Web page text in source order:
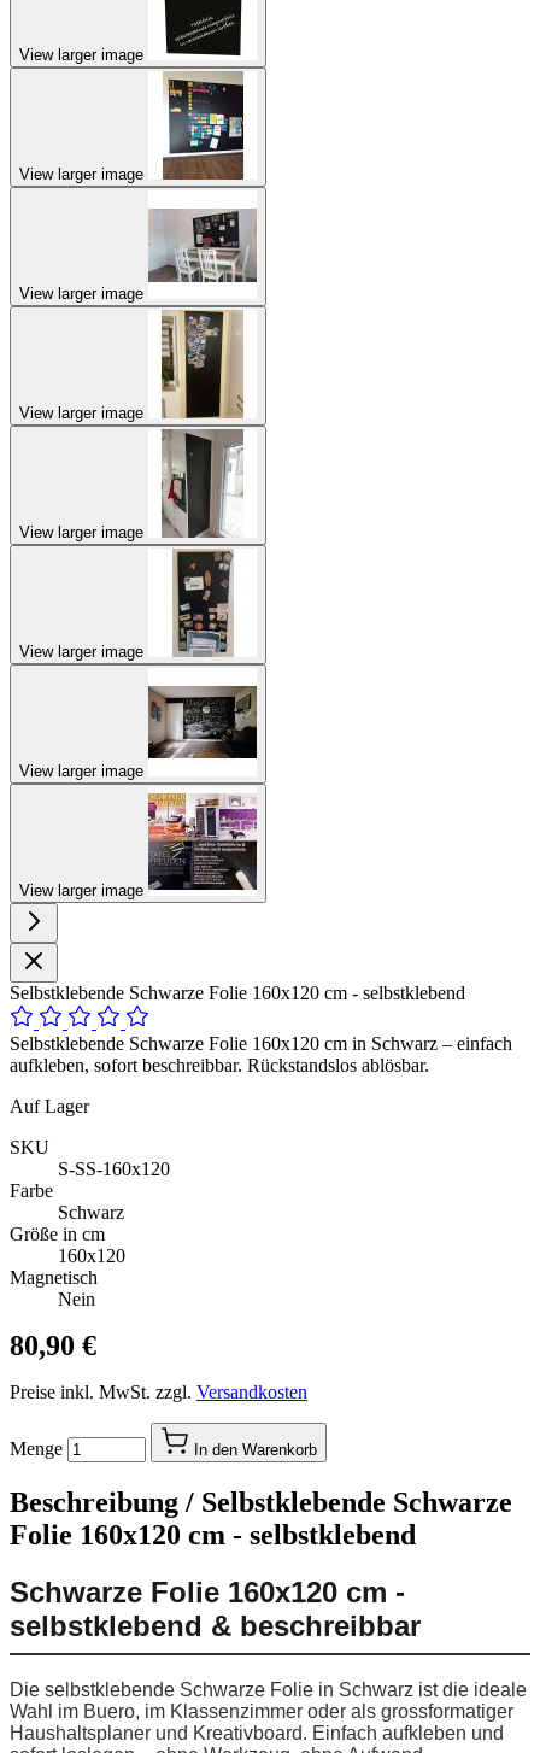
View larger image
View larger image
View larger image
View larger image
View larger image
View larger image
View larger image
View larger image
Selbstklebende Schwarze Folie 160x120 cm - selbstklebend
Selbstklebende Schwarze Folie 160x120 cm in Schwarz – einfach
aufkleben, sofort beschreibbar. Rückstandslos ablösbar.
Auf Lager
SKU
S-SS-160x120
Farbe
Schwarz
Größe in cm
160x120
Magnetisch
Nein
80,90 €
Preise inkl. MwSt. zzgl. Versandkosten
Menge In den Warenkorb
Beschreibung / Selbstklebende Schwarze
Folie 160x120 cm - selbstklebend
Schwarze Folie 160x120 cm -
selbstklebend & beschreibbar
Die selbstklebende Schwarze Folie in Schwarz ist die ideale
Wahl im Buero, im Klassenzimmer oder als grossformatiger
Haushaltsplaner und Kreativboard. Einfach aufkleben und